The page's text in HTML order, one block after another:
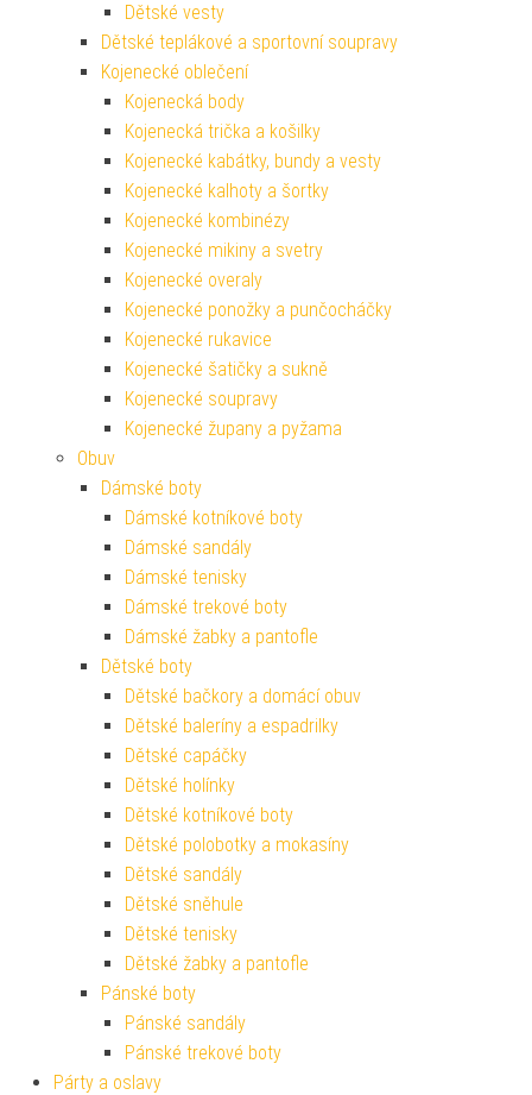
Dětské vesty
Dětské teplákové a sportovní soupravy
Kojenecké oblečení
Kojenecká body
Kojenecká trička a košilky
Kojenecké kabátky, bundy a vesty
Kojenecké kalhoty a šortky
Kojenecké kombinézy
Kojenecké mikiny a svetry
Kojenecké overaly
Kojenecké ponožky a punčocháčky
Kojenecké rukavice
Kojenecké šatičky a sukně
Kojenecké soupravy
Kojenecké župany a pyžama
Obuv
Dámské boty
Dámské kotníkové boty
Dámské sandály
Dámské tenisky
Dámské trekové boty
Dámské žabky a pantofle
Dětské boty
Dětské bačkory a domácí obuv
Dětské baleríny a espadrilky
Dětské capáčky
Dětské holínky
Dětské kotníkové boty
Dětské polobotky a mokasíny
Dětské sandály
Dětské sněhule
Dětské tenisky
Dětské žabky a pantofle
Pánské boty
Pánské sandály
Pánské trekové boty
Párty a oslavy